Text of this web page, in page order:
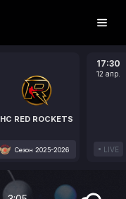
HC RED ROCKETS
Сезон 2025-2026
17:30
12 апр.
LIVE